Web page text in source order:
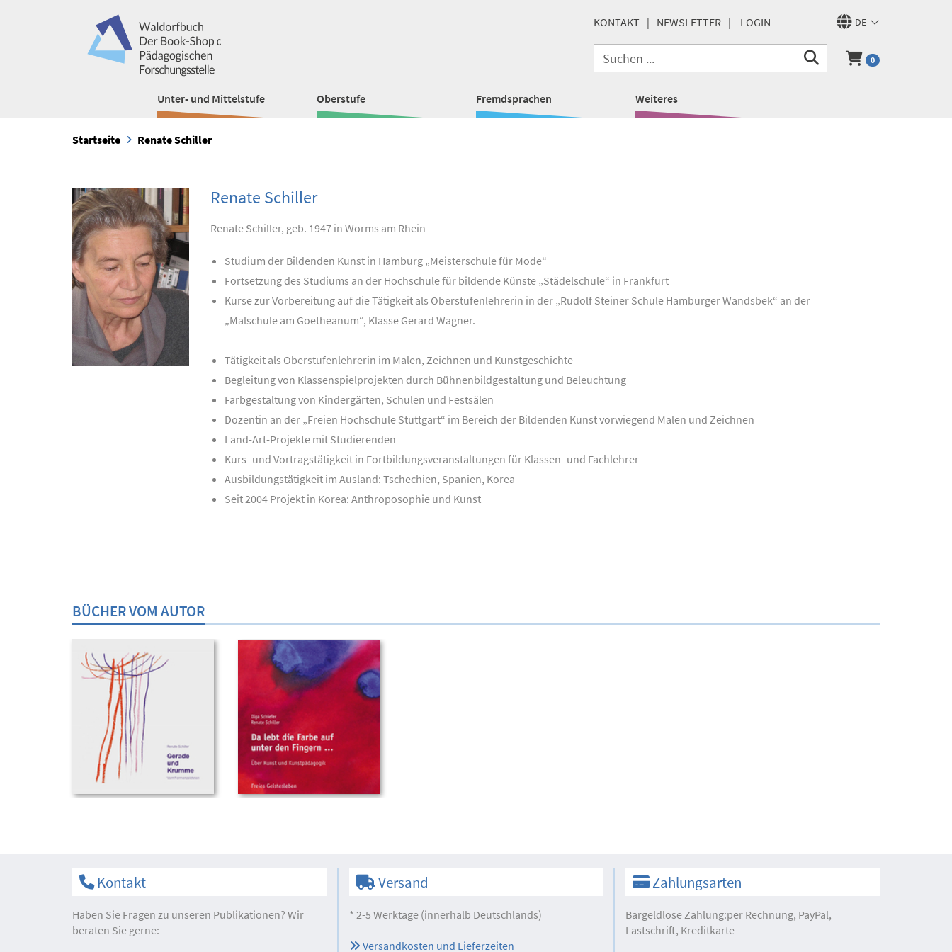
DE
KONTAKT NEWSLETTER LOGIN
0
Unter- und Mittelstufe Oberstufe Fremdsprachen Weiteres
Startseite Renate Schiller
Renate Schiller
Renate Schiller, geb. 1947 in Worms am Rhein
Studium der Bildenden Kunst in Hamburg „Meisterschule für Mode“
Fortsetzung des Studiums an der Hochschule für bildende Künste „Städelschule“ in Frankfurt
Kurse zur Vorbereitung auf die Tätigkeit als Oberstufenlehrerin in der „Rudolf Steiner Schule Hamburger Wandsbek“ an der
„Malschule am Goetheanum“, Klasse Gerard Wagner.
Tätigkeit als Oberstufenlehrerin im Malen, Zeichnen und Kunstgeschichte
Begleitung von Klassenspielprojekten durch Bühnenbildgestaltung und Beleuchtung
Farbgestaltung von Kindergärten, Schulen und Festsälen
Dozentin an der „Freien Hochschule Stuttgart“ im Bereich der Bildenden Kunst vorwiegend Malen und Zeichnen
Land-Art-Projekte mit Studierenden
Kurs- und Vortragstätigkeit in Fortbildungsveranstaltungen für Klassen- und Fachlehrer
Ausbildungstätigkeit im Ausland: Tschechien, Spanien, Korea
Seit 2004 Projekt in Korea: Anthroposophie und Kunst
BÜCHER VOM AUTOR
Kontakt
Haben Sie Fragen zu unseren Publikationen? Wir
beraten Sie gerne:
Versand
* 2-5 Werktage (innerhalb Deutschlands)
Versandkosten und Lieferzeiten
Zahlungsarten
Bargeldlose Zahlung:per Rechnung, PayPal,
Lastschrift, Kreditkarte